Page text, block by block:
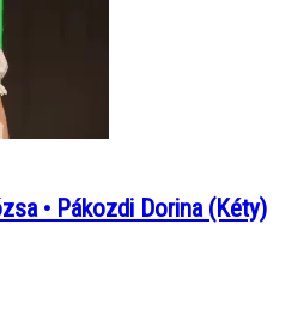
• Pákozdi Dorina (Kéty)